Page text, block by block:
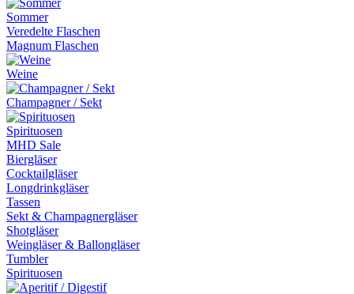
Sommer
Veredelte Flaschen
Magnum Flaschen
Weine
Champagner / Sekt
Spirituosen
MHD Sale
Biergläser
Cocktailgläser
Longdrinkgläser
Tassen
Sekt & Champagnergläser
Shotgläser
Weingläser & Ballongläser
Tumbler
Spirituosen